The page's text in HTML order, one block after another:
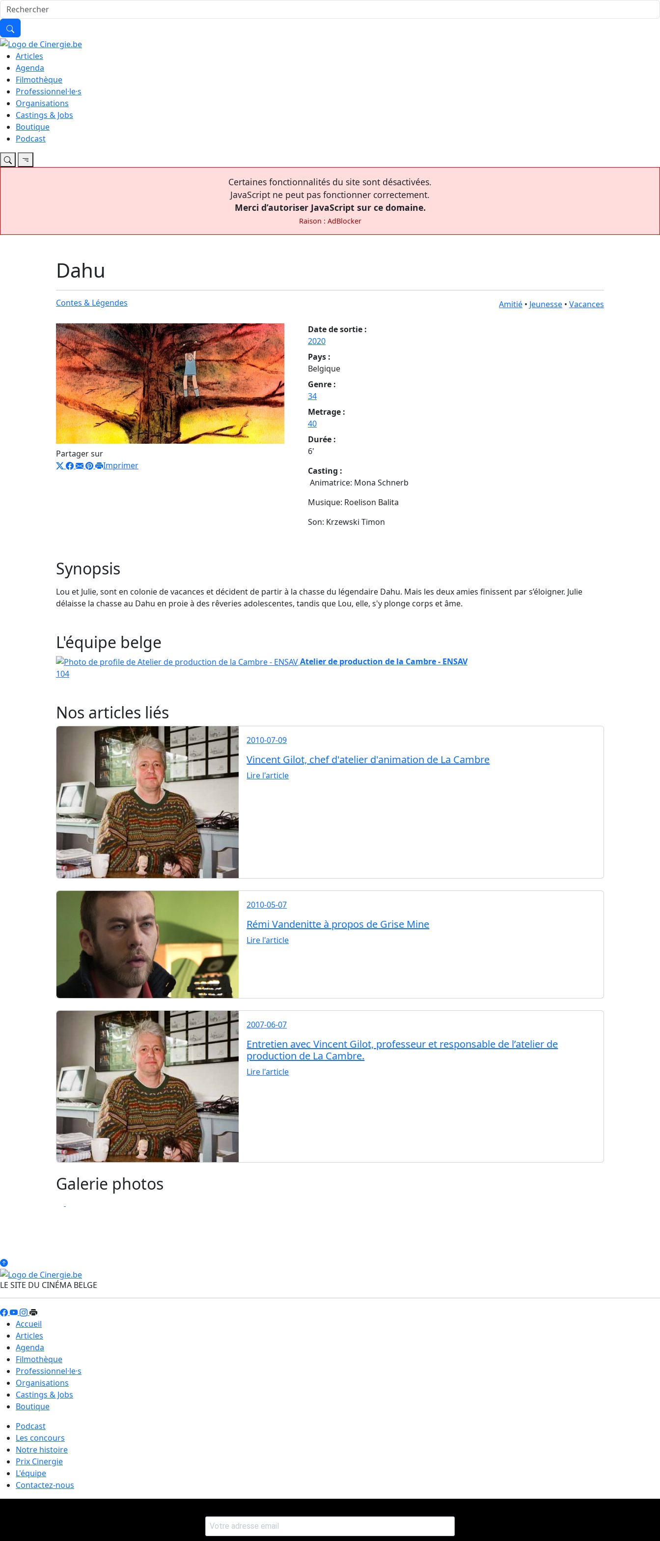
Articles
Agenda
Filmothèque
Professionnel·le·s
Organisations
Castings & Jobs
Boutique
Podcast
Certaines fonctionnalités du site sont désactivées.
JavaScript ne peut pas fonctionner correctement.
Merci d’autoriser JavaScript sur ce domaine.
Raison : AdBlocker
Dahu
Contes & Légendes Amitié • Jeunesse • Vacances
Partager sur
Imprimer
Date de sortie :
2020
Pays :
Belgique
Genre :
34
Metrage :
40
Durée :
6'
Casting :
Animatrice: Mona Schnerb
Musique: Roelison Balita
Son: Krzewski Timon
Synopsis
Lou et Julie, sont en colonie de vacances et décident de partir à la chasse du légendaire Dahu. Mais les deux amies finissent par s’éloigner. Julie
délaisse la chasse au Dahu en proie à des rêveries adolescentes, tandis que Lou, elle, s'y plonge corps et âme.
L'équipe belge
Atelier de production de la Cambre - ENSAV
104
Nos articles liés
2010-07-09
Vincent Gilot, chef d'atelier d'animation de La Cambre
Lire l'article
2010-05-07
Rémi Vandenitte à propos de Grise Mine
Lire l'article
2007-06-07
Entretien avec Vincent Gilot, professeur et responsable de l’atelier de
production de La Cambre.
Lire l'article
Galerie photos
LE SITE DU CINÉMA BELGE
Accueil
Articles
Agenda
Filmothèque
Professionnel·le·s
Organisations
Castings & Jobs
Boutique
Podcast
Les concours
Notre histoire
Prix Cinergie
L'équipe
Contactez-nous